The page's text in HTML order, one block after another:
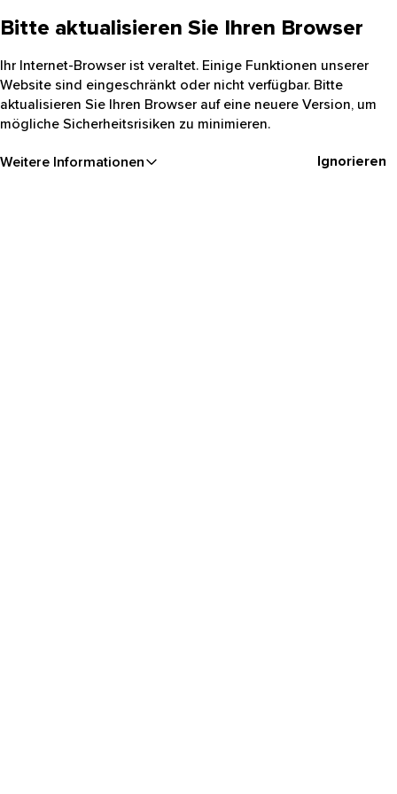
Bitte aktualisieren Sie Ihren Browser
Ihr Internet-Browser ist veraltet. Einige Funktionen unserer
Website sind eingeschränkt oder nicht verfügbar. Bitte
aktualisieren Sie Ihren Browser auf eine neuere Version, um
mögliche Sicherheitsrisiken zu minimieren.
Weitere Informationen Ignorieren